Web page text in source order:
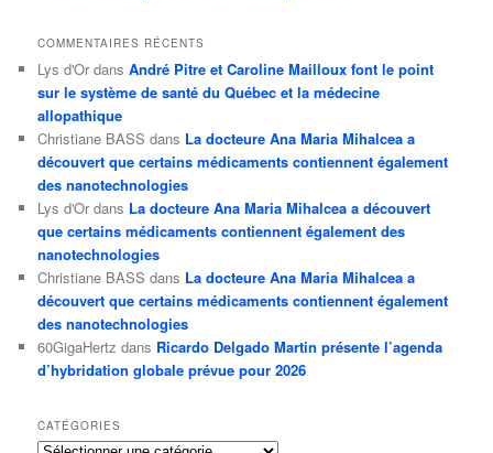
COMMENTAIRES RÉCENTS
Lys d'Or dansAndré Pitre et Caroline Mailloux font le point
sur le système de santé du Québec et la médecine
allopathique
Christiane BASS dans La docteure Ana Maria Mihalcea a
découvert que certains médicaments contiennent également
des nanotechnologies
Lys d'Or dans La docteure Ana Maria Mihalcea a découvert
que certains médicaments contiennent également des
nanotechnologies
Christiane BASS dans La docteure Ana Maria Mihalcea a
découvert que certains médicaments contiennent également
des nanotechnologies
60GigaHertz dans Ricardo Delgado Martin présente l’agenda
d’hybridation globale prévue pour 2026
CATÉGORIES
Catégories